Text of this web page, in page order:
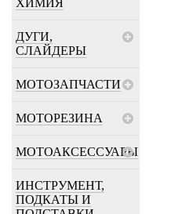
ХИМИЯ
ДУГИ,
СЛАЙДЕРЫ
МОТОЗАПЧАСТИ
МОТОРЕЗИНА
МОТОАКСЕССУАРЫ
ИНСТРУМЕНТ,
ПОДКАТЫ И